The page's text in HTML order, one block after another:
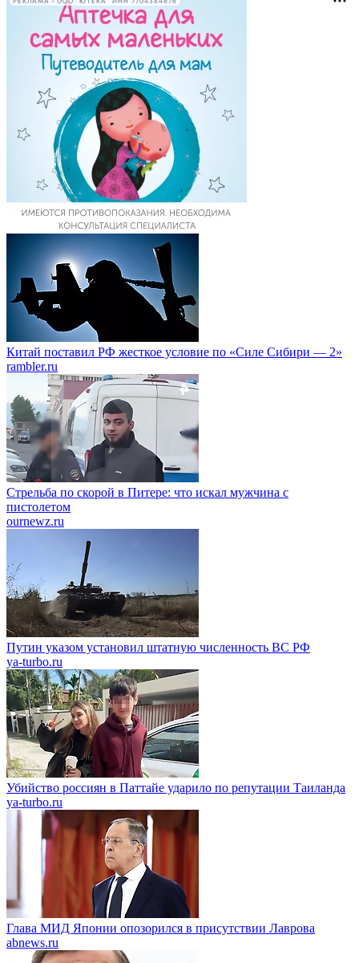
Китай поставил РФ жесткое условие по «Силе Сибири — 2»
rambler.ru
Стрельба по скорой в Питере: что искал мужчина с
пистолетом
ournewz.ru
Путин указом установил штатную численность ВС РФ
ya-turbo.ru
Убийство россиян в Паттайе ударило по репутации Таиланда
ya-turbo.ru
Глава МИД Японии опозорился в присутствии Лаврова
abnews.ru